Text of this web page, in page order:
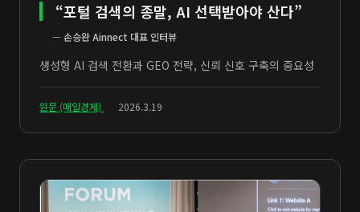
“포털 검색의 종말, AI 선택받아야 산다”
— 손승완 Ainnect 대표 인터뷰
생성형 AI 검색 전환과 GEO 전략, 신뢰 신호 구축의 중요성
원문 (매일경제) · 2026.3.19